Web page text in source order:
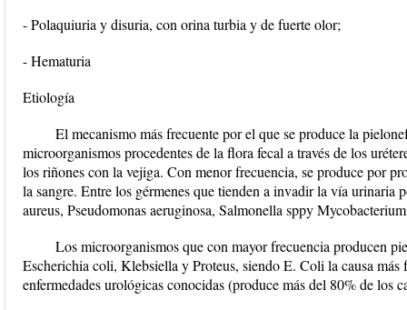
- Polaquiuria y disuria, con orina turbia y de fuerte olor;
- Hematuria
Etiología
El mecanismo más frecuente por el que se produce la
microorganismos procedentes de la flora fecal a través de los
los riñones con la vejiga. Con menor frecuencia, se produce por
la sangre. Entre los gérmenes que tienden a invadir la vía urinaria
aureus, Pseudomonas aeruginosa, Salmonella sppy
Los microorganismos que con mayor frecuencia producen
Escherichia coli, Klebsiella y Proteus, siendo E. Coli la causa más
enfermedades urológicas conocidas (produce más del 80% de los